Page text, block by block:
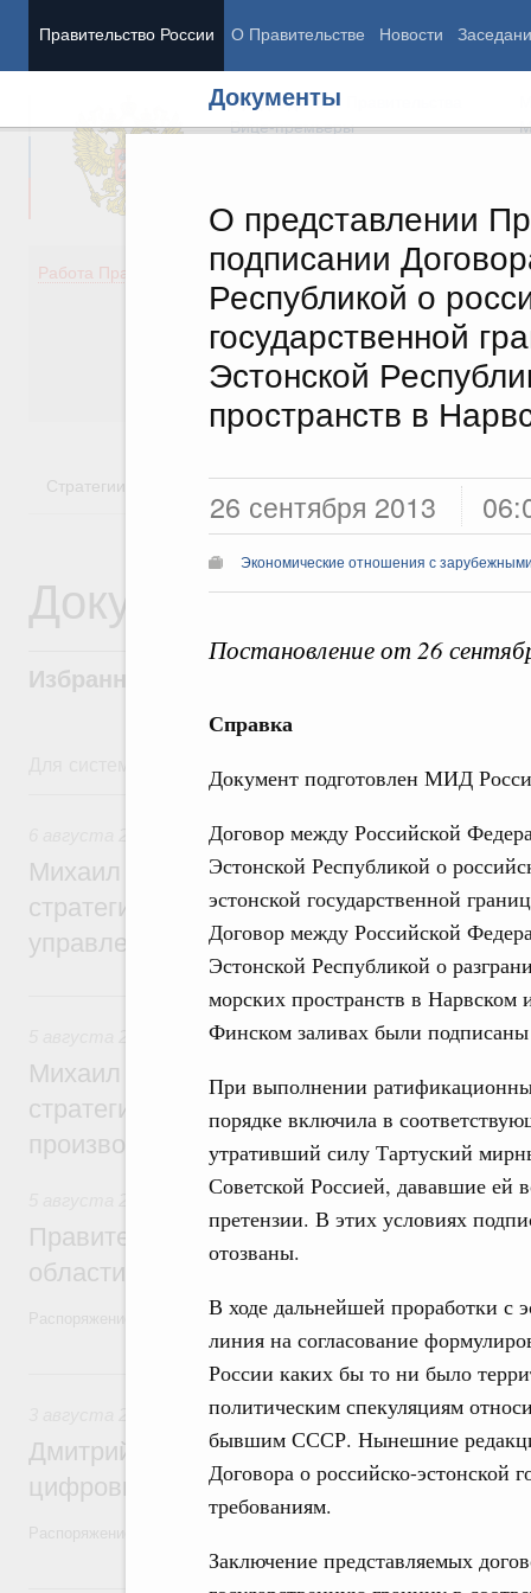
Правительство России О Правительстве Новости
Документы
О представлении
подписании
Республикой о
государственной
Эстонской
пространств в
26 сентября 2013
Экономические отношения с
Постановление от 26
Справка
Документ подготовлен МИД
Договор между Российской
Эстонской Республикой о
эстонской государственной
Договор между Российской
Эстонской Республикой о
морских пространств в Нарвском
Финском заливах были подписаны
При выполнении
порядке включила в
утративший силу Тартуский
Советской Россией, дававшие ей
претензии. В этих условиях
отозваны.
В ходе дальнейшей проработки с
линия на согласование
России каких бы то ни было
политическим спекуляциям
бывшим СССР. Нынешние
Договора о российско-эстонской
требованиям.
Заключение представляемых
Председатель Правительства
Вице-премьеры
Работа Правительства
Демография
Здоровье
Культура
Общество
Государство
Стратегии Государственные программы
Документы
Избранные документы со справками к
6 августа, четверг
Технологическое развитие. Инновации
Михаил Мишустин дал поручения по
стратегической сессии о
управления научно-технологическим
5 августа, среда
Вопросы производительности труда и
Михаил Мишустин дал поручения по
стратегической сессии, посвящённой
производительности труда
Национальный проект «Экологическое
Правительство увеличило объём
области в рамках федерального
Распоряжение от 3 августа 2026 года №2067-р
3 августа, понедельник
Регулирование в сфере торговли.
Дмитрий Григоренко возглавил штаб по
цифровых платформ